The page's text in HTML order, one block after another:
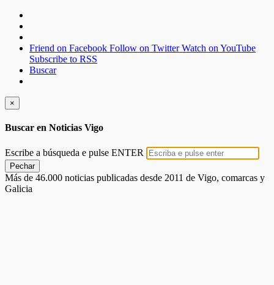
Friend on Facebook Follow on Twitter Watch on YouTube
Subscribe to RSS
Buscar
×
Buscar en Noticias Vigo
Escribe a búsqueda e pulse ENTER
Pechar
Más de 46.000 noticias publicadas desde 2011 de Vigo, comarcas y
Galicia